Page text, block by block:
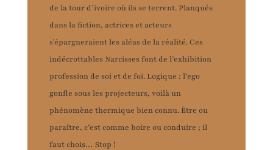
de la tour d’ivoire où ils se terrent. Planqués
dans la fiction, actrices et acteurs
s’épargneraient les aléas de la réalité. Ces
indécrottables Narcisses font de l’exhibition
profession de soi et de foi. Logique : l’ego
gonfle sous les projecteurs, voilà un
phénomène thermique bien connu. Être ou
paraître, c’est comme boire ou conduire ; il
faut chois… Stop !